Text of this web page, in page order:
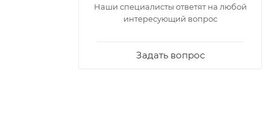
Наши специалисты ответят на любой
интересующий вопрос
Задать вопрос